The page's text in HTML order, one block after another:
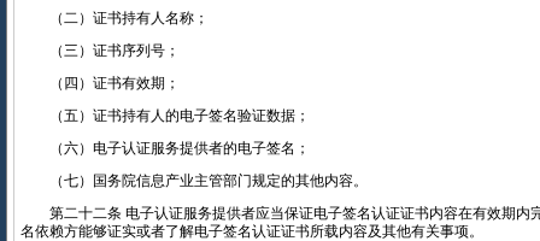
（二）证书持有人名称；
（三）证书序列号；
（四）证书有效期；
（五）证书持有人的电子签名验证数据；
（六）电子认证服务提供者的电子签名；
（七）国务院信息产业主管部门规定的其他内容。
第二十二条 电子认证服务提供者应当保证电子签名认证证书内容在有效期内
名依赖方能够证实或者了解电子签名认证证书所载内容及其他有关事项。